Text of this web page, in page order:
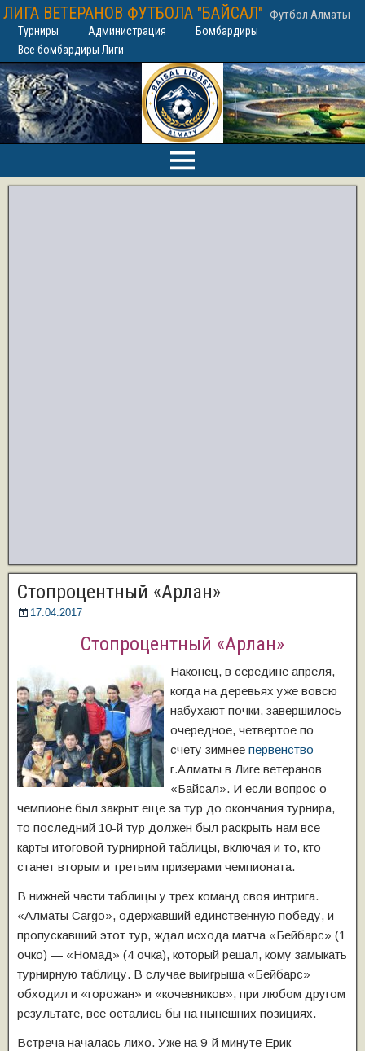
ЛИГА ВЕТЕРАНОВ ФУТБОЛА "БАЙСАЛ" Футбол Алматы
Турниры Администрация
Бомбардиры
Все бомбардиры Лиги
Стопроцентный «Арлан»
17.04.2017
Стопроцентный «Арлан»
Наконец, в середине апреля,
когда на деревьях уже вовсю
набухают почки, завершилось
очередное, четвертое по
счету зимнее первенство
г.Алматы в Лиге ветеранов
«Байсал». И если вопрос о
чемпионе был закрыт еще за тур до окончания турнира,
то последний 10-й тур должен был раскрыть нам все
карты итоговой турнирной таблицы, включая и то, кто
станет вторым и третьим призерами чемпионата.
В нижней части таблицы у трех команд своя интрига.
«Алматы Cargo», одержавший единственную победу, и
пропускавший этот тур, ждал исхода матча «Бейбарс» (1
очко) — «Номад» (4 очка), который решал, кому замыкать
турнирную таблицу. В случае выигрыша «Бейбарс»
обходил и «горожан» и «кочевников», при любом другом
результате, все остались бы на нынешних позициях.
Встреча началась лихо. Уже на 9-й минуте Ерик